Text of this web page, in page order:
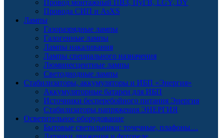
Провод монтажный ПВЗ, ПуГВ, LGY, DY
Провода СИП и AsXS
Лампы
Газоразрядные лампы
Галогенные лампы
Лампы накаливания
Лампы специального назначения
Люминесцентные лампы
Светодиодные лампы
Стабилизаторы, аккумуляторы и ИБП «Энергия»
Аккумуляторные батареи для ИБП
Источники бесперебойного питания Энергия
Стабилизаторы напряжения ЭНЕРГИЯ
Осветительное оборудование
Бытовые светильники: точечные, плафоны…